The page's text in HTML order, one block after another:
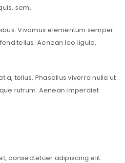
sem.
Vivamus elementum semper
tellus. Aenean leo ligula,
a, tellus. Phasellus viverra nulla ut
rutrum. Aenean imperdiet
consectetuer adipiscing elit.